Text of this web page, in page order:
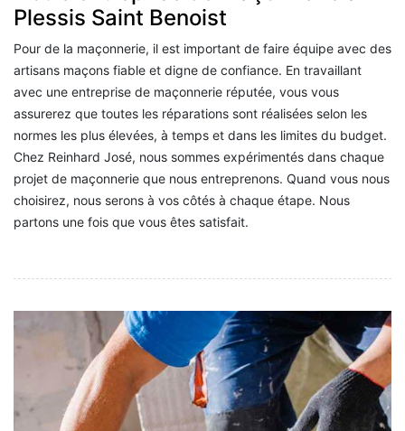
Plessis Saint Benoist
Pour de la maçonnerie, il est important de faire équipe avec des
artisans maçons fiable et digne de confiance. En travaillant
avec une entreprise de maçonnerie réputée, vous vous
assurerez que toutes les réparations sont réalisées selon les
normes les plus élevées, à temps et dans les limites du budget.
Chez Reinhard José, nous sommes expérimentés dans chaque
projet de maçonnerie que nous entreprenons. Quand vous nous
choisirez, nous serons à vos côtés à chaque étape. Nous
partons une fois que vous êtes satisfait.